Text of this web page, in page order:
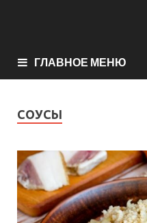
ГЛАВНОЕ МЕНЮ
СОУСЫ